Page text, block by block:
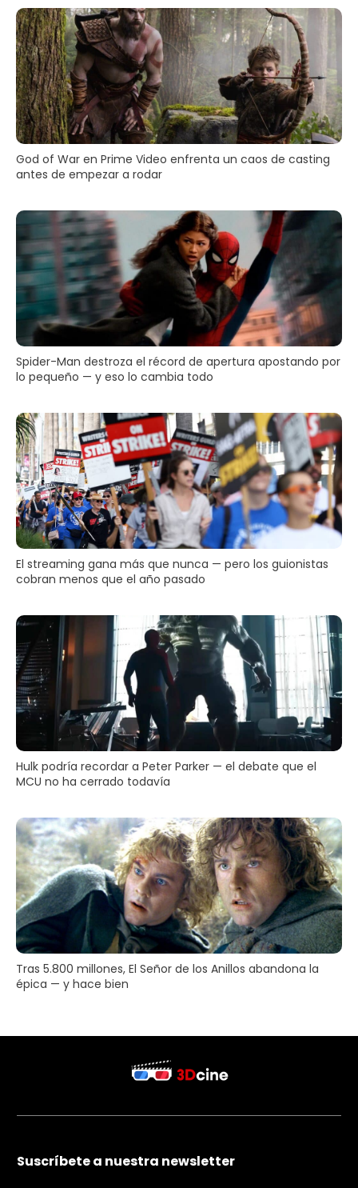
God of War en Prime Video enfrenta un caos de casting
antes de empezar a rodar
Spider-Man destroza el récord de apertura apostando por
lo pequeño — y eso lo cambia todo
El streaming gana más que nunca — pero los guionistas
cobran menos que el año pasado
Hulk podría recordar a Peter Parker — el debate que el
MCU no ha cerrado todavía
Tras 5.800 millones, El Señor de los Anillos abandona la
épica — y hace bien
Suscríbete a nuestra newsletter